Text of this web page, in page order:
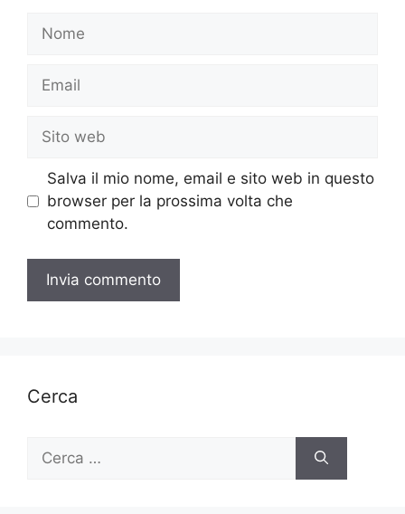
Nome
Email
Sito
web
Salva il mio nome, email e sito web in questo
browser per la prossima volta che
commento.
Cerca
per: